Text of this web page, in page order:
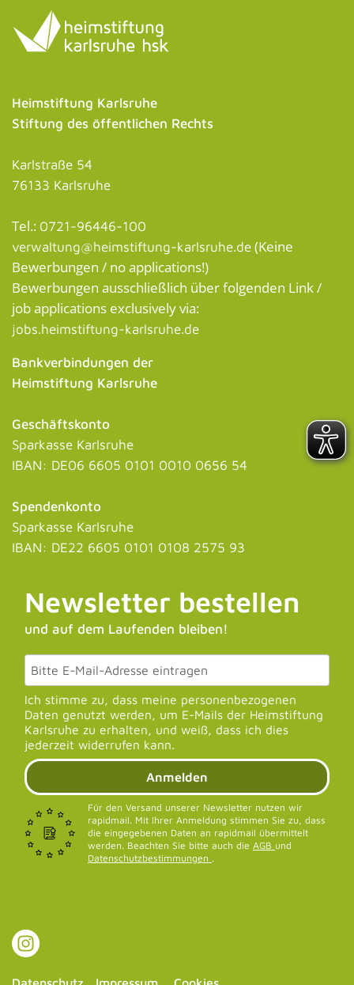
Heimstiftung Karlsruhe
Stiftung des öffentlichen Rechts
Karlstraße 54
76133 Karlsruhe
Tel.: 0721-96446-100
verwaltung@heimstiftung-karlsruhe.de (Keine
Bewerbungen / no applications!)
Bewerbungen ausschließlich über folgenden Link /
job applications exclusively via:
jobs.heimstiftung-karlsruhe.de
Bankverbindungen der
Heimstiftung Karlsruhe
Geschäftskonto
Sparkasse Karlsruhe
IBAN: DE06 6605 0101 0010 0656 54
Spendenkonto
Sparkasse Karlsruhe
IBAN: DE22 6605 0101 0108 2575 93
Newsletter bestellen
und auf dem Laufenden bleiben!
Ich stimme zu, dass meine personenbezogenen
Daten genutzt werden, um E-Mails der Heimstiftung
Karlsruhe zu erhalten, und weiß, dass ich dies
jederzeit widerrufen kann.
Anmelden
Für den Versand unserer Newsletter nutzen wir
rapidmail. Mit Ihrer Anmeldung stimmen Sie zu, dass
die eingegebenen Daten an rapidmail übermittelt
werden. Beachten Sie bitte auch die AGB und
Datenschutzbestimmungen .